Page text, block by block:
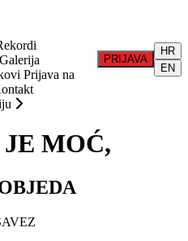
Galerija
Prijava na
PRIJAVA
HR
EN
MOĆ,